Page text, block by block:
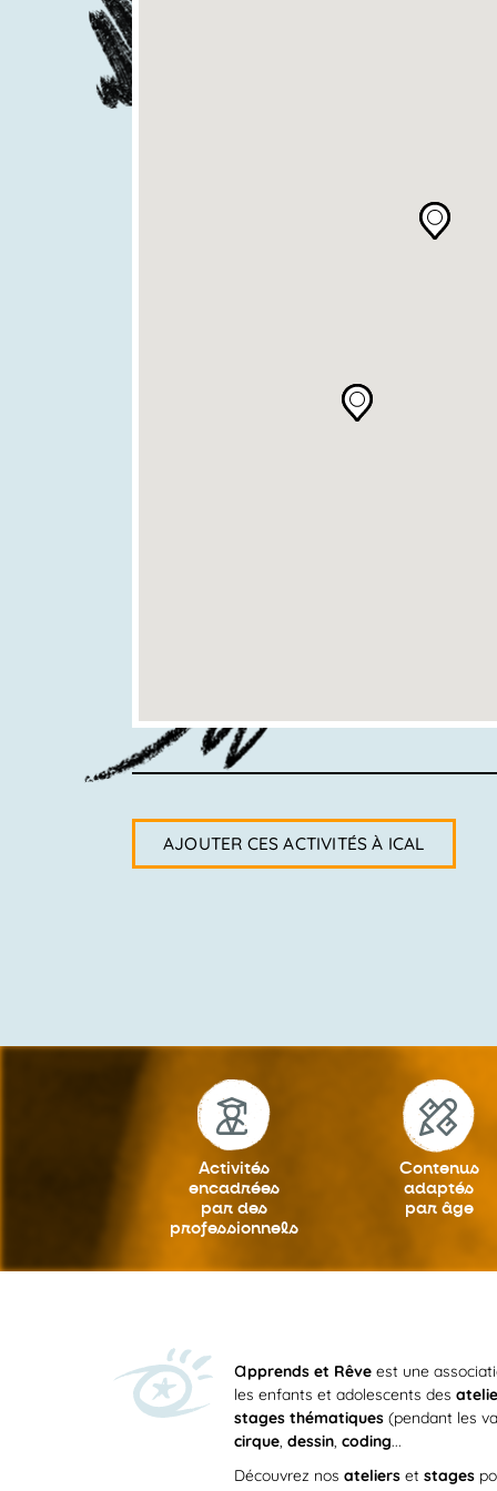
AJOUTER CES ACTIVITÉS À ICAL
Activités
encadrées
par des
professionnels
Contenus
adaptés
par âge
apprends et Rêve est une
les enfants et adolescents des
stages thématiques (pendant les
cirque,dessin,coding...
Découvrez nosateliers etstages